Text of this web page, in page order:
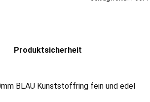
Produktsicherheit
BLAU Kunststoffring fein und edel